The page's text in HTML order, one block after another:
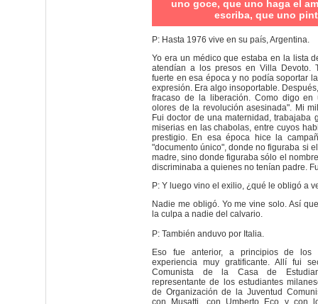
uno goce, que uno haga el
escriba, que uno
P: Hasta 1976 vive en su país, Argentina.
Yo era un médico que estaba en la lista
atendían a los presos en Villa Devoto.
fuerte en esa época y no podía soportar
expresión. Era algo insoportable.
fracaso de la liberación. Como digo en
olores de la revolución asesinada". Mi
Fui doctor de una maternidad, trabajaba
miserias en las chabolas, entre cuyos
prestigio. En esa época hice la
"documento único", donde no figuraba si
madre, sino donde figuraba sólo el
discriminaba a quienes no tenían padre.
P: Y luego vino el exilio, ¿qué le obligó a
Nadie me obligó. Yo me vine solo. Así
la culpa a nadie del calvario.
P: También anduvo por Italia.
Eso fue anterior, a principios de los
experiencia muy gratificante. Allí fui
Comunista de la Casa de
representante de los estudiantes
de Organización de la Juventud
con Musatti, con Umberto Eco y con